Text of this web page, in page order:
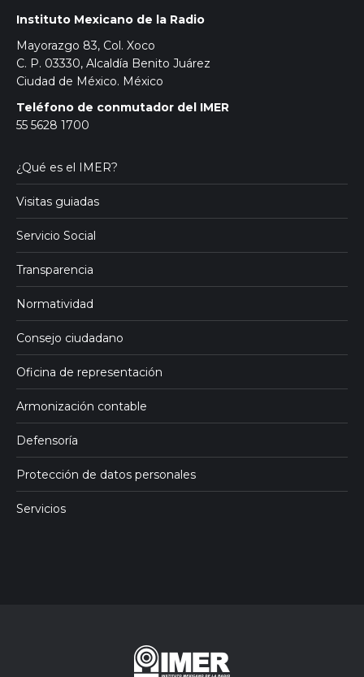
Instituto Mexicano de la Radio
Mayorazgo 83, Col. Xoco
C. P. 03330, Alcaldía Benito Juárez
Ciudad de México. México
Teléfono de conmutador del IMER
55 5628 1700
¿Qué es el IMER?
Visitas guiadas
Servicio Social
Transparencia
Normatividad
Consejo ciudadano
Oficina de representación
Armonización contable
Defensoría
Protección de datos personales
Servicios